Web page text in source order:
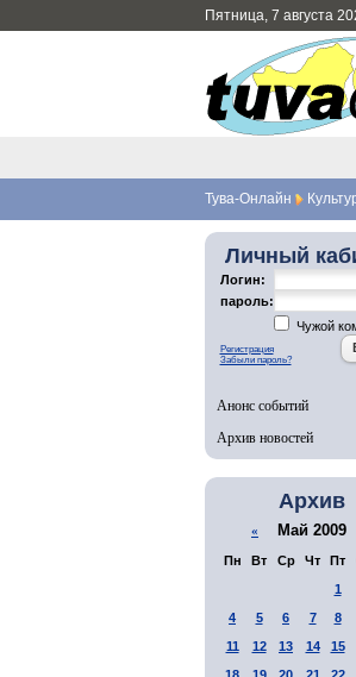
Пятница, 7 августа
Тува-Онлайн
Личный
Логин:
пароль:
Чужой
Регистрация
Забыли пароль?
Анонс событий
Архив новостей
Архив
« Май 2009
Пн Вт Ср Чт Пт
1
4
5 6 7 8
11
12 13 14 15